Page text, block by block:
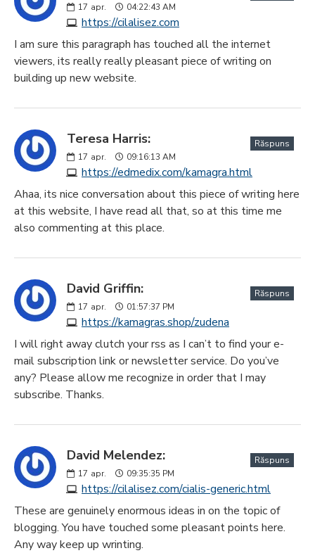
17 apr. 04:22:43 AM
https://cilalisez.com
I am sure this paragraph has touched all the internet
viewers, its really really pleasant piece of writing on
building up new website.
Teresa Harris:
17 apr. 09:16:13 AM
https://edmedix.com/kamagra.html
Răspuns
Ahaa, its nice conversation about this piece of writing here
at this website, I have read all that, so at this time me
also commenting at this place.
David Griffin:
17 apr. 01:57:37 PM
https://kamagras.shop/zudena
Răspuns
I will right away clutch your rss as I can’t to find your e-
mail subscription link or newsletter service. Do you’ve
any? Please allow me recognize in order that I may
subscribe. Thanks.
David Melendez:
17 apr. 09:35:35 PM
https://cilalisez.com/cialis-generic.html
Răspuns
These are genuinely enormous ideas in on the topic of
blogging. You have touched some pleasant points here.
Any way keep up wrinting.